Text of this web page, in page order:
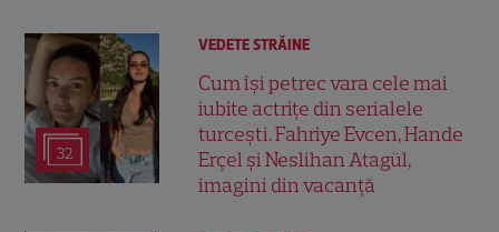
32
VEDETE STRĂINE
Cum își petrec vara cele mai
iubite actrițe din serialele
turcești. Fahriye Evcen, Hande
Erçel și Neslihan Atagül,
imagini din vacanță